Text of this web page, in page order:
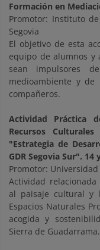
Formación en
Promotor: Instituto
Segovia
El objetivo de esta
equipo de alumnos y
sean impulsores
medioambiente y de
compañeros.
Actividad Práctica
Recursos
"Estrategia de
GDR Segovia Sur". 14
Promotor:
Actividad
al paisaje cultural y
Espacios Naturales
acogida y
Sierra de Guadarrama.